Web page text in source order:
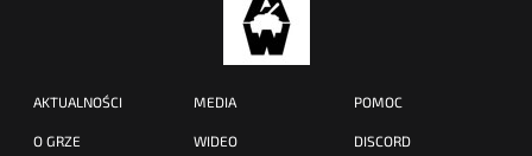
AKTUALNOŚCI
O GRZE
MEDIA
WIDEO
POMOC
DISCORD